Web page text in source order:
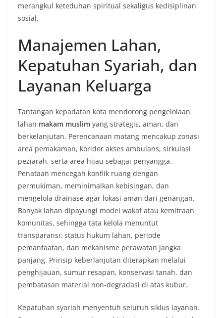
merangkul keteduhan spiritual sekaligus kedisiplinan
sosial.
Manajemen Lahan,
Kepatuhan Syariah, dan
Layanan Keluarga
Tantangan kepadatan kota mendorong pengelolaan
lahan makam muslim yang strategis, aman, dan
berkelanjutan. Perencanaan matang mencakup zonasi
area pemakaman, koridor akses ambulans, sirkulasi
peziarah, serta area hijau sebagai penyangga.
Penataan mencegah konflik ruang dengan
permukiman, meminimalkan kebisingan, dan
mengelola drainase agar lokasi aman dari genangan.
Banyak lahan dipayungi model wakaf atau kemitraan
komunitas, sehingga tata kelola menuntut
transparansi: status hukum lahan, periode
pemanfaatan, dan mekanisme perawatan jangka
panjang. Prinsip keberlanjutan diterapkan melalui
penghijauan, sumur resapan, konservasi tanah, dan
pembatasan material non-degradasi di atas kubur.
Kepatuhan syariah menyentuh seluruh siklus layanan.